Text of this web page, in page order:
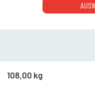
108,00 kg